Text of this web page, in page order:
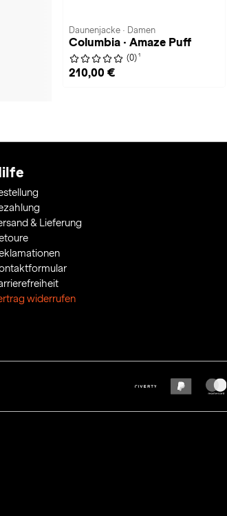
Daunenjacke · Damen
Columbia · Amaze Puff
(0) 1
210,00 €
& Lieferung
widerrufen